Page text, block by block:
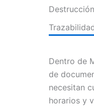
Dentro de
de
necesitan
horarios y